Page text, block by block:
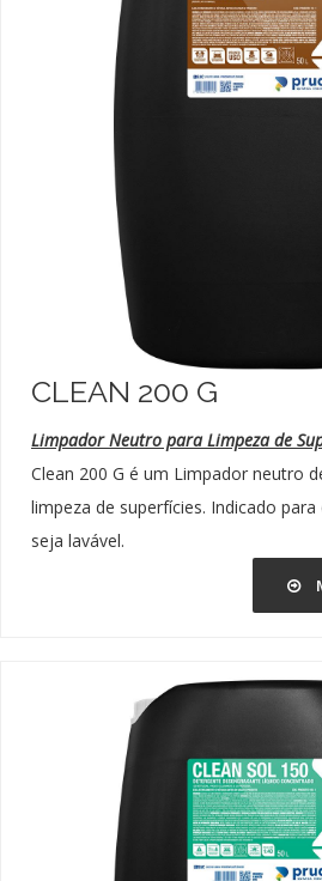
CLEAN 200 G
Limpador Neutro para Limpeza de
Clean 200 G é um Limpador neutro
limpeza de superfícies. Indicado
seja lavável.